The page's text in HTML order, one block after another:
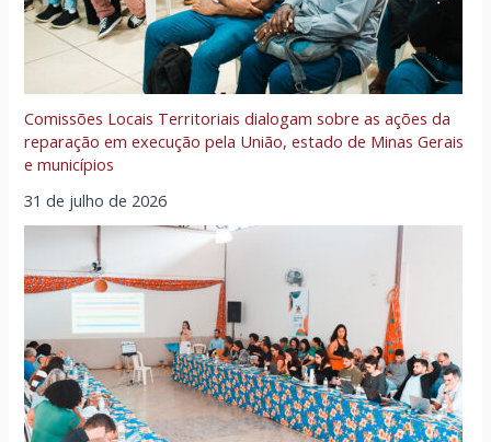
Comissões Locais Territoriais dialogam sobre as ações da
reparação em execução pela União, estado de Minas Gerais
e municípios
31 de julho de 2026